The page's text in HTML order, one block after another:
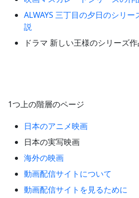
ALWAYS 三丁目の夕日のシリ
説
ドラマ 新しい王様のシリーズ
1つ上の階層のページ
日本のアニメ映画
日本の実写映画
海外の映画
動画配信サイトについて
動画配信サイトを見るために